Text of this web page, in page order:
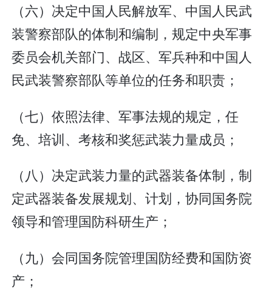
（六）决定中国人民解放军、中国人民武
装警察部队的体制和编制，规定中央军事
委员会机关部门、战区、军兵种和中国人
民武装警察部队等单位的任务和职责；
（七）依照法律、军事法规的规定，任
免、培训、考核和奖惩武装力量成员；
（八）决定武装力量的武器装备体制，制
定武器装备发展规划、计划，协同国务院
领导和管理国防科研生产；
（九）会同国务院管理国防经费和国防资
产；